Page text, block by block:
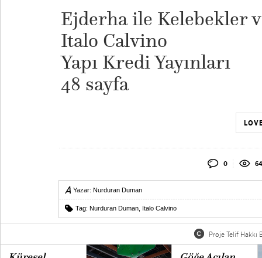
Ejderha ile Kelebekler
Italo Calvino
Yapı Kredi Yayınları
48 sayfa
0
Yazar: Nurduran Duman
Tag: Nurduran Duman Italo Calvino
Proje Telif Hakkı